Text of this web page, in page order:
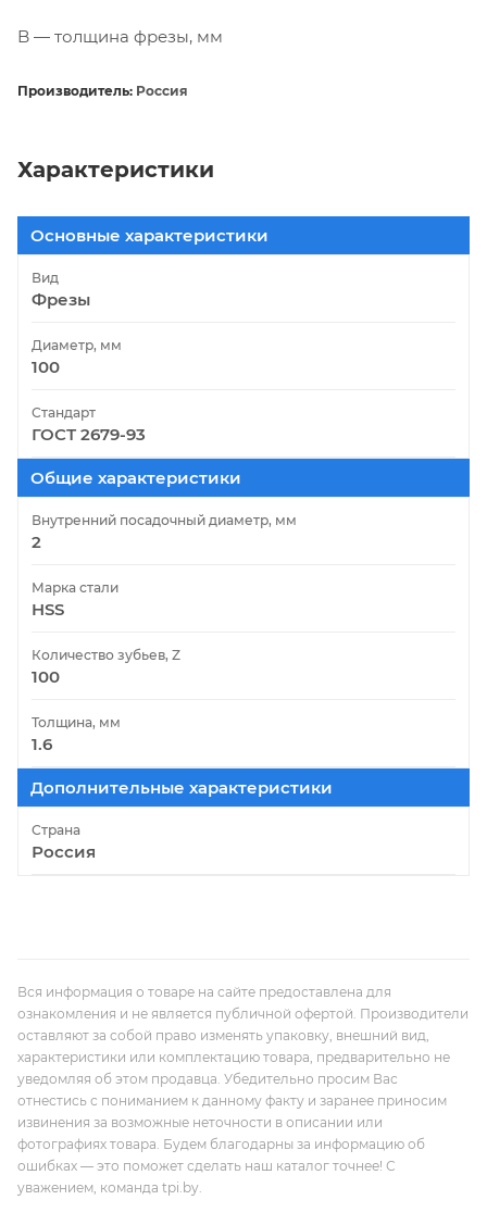
B — толщина фрезы, мм
Производитель: Россия
Характеристики
Основные характеристики
Вид
Фрезы
Диаметр, мм
100
Стандарт
ГОСТ 2679-93
Общие характеристики
Внутренний посадочный диаметр, мм
2
Марка стали
HSS
Количество зубьев, Z
100
Толщина, мм
1.6
Дополнительные характеристики
Страна
Россия
Вся информация о товаре на сайте предоставлена для
ознакомления и не является публичной офертой. Производители
оставляют за собой право изменять упаковку, внешний вид,
характеристики или комплектацию товара, предварительно не
уведомляя об этом продавца. Убедительно просим Вас
отнестись с пониманием к данному факту и заранее приносим
извинения за возможные неточности в описании или
фотографиях товара. Будем благодарны за информацию об
ошибках — это поможет сделать наш каталог точнее! С
уважением, команда tpi.by.